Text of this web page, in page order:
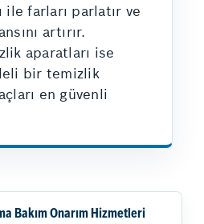
ile farları parlatır ve
artırır.
aparatları ise
bir temizlik
en güvenli
Bakım Onarım Hizmetleri